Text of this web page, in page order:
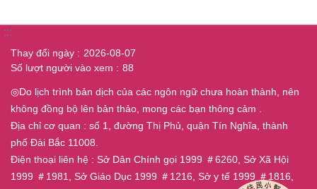
:::
Thay đổi ngày
2026-08-07
Số lượt người vào xem
88
◎Do lịch trình bản dịch của các ngôn ngữ chưa hoàn thành, nên
không đồng bộ lên bản thảo, mong các bạn thông cảm .
Địa chỉ cơ quan : số 1, đường Thị Phủ, quận Tín Nghĩa, thành
phố Đài Bắc 11008.
Điện thoại liên hệ : Sở Dân Chính gọi 1999 ＃6260, Sở Xã Hội
1999 ＃1981, Sở Giáo Dục 1999 ＃1216, Sở y tế 1999 ＃1816,